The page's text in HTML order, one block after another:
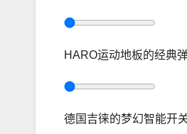
HARO运动地板的经典
德国吉徕的梦幻智能开